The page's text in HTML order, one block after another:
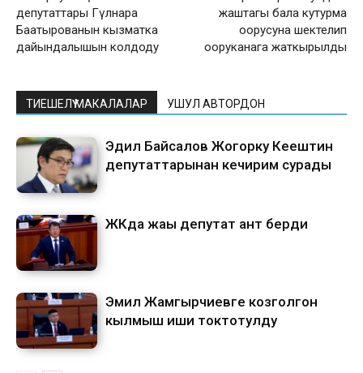
депутаттары Гүлнара
Баатырованын кызматка
дайындалышын колдоду
жаштагы бала кутурма
оорусуна шектелип
ооруканага жаткырылды
ТИЕШЕЛҮҮ МАКАЛАЛАР УШУЛ АВТОРДОН
Эдил Байсалов Жогорку Кеңештин
депутаттарынан кечирим сурады
ЖКда жаңы депутат ант берди
Эмил Жамгырчиевге козголгон
кылмыш иши токтотулду